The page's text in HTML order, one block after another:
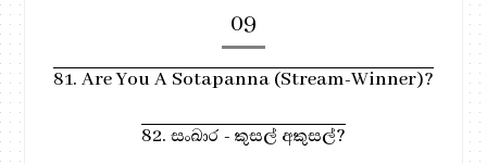
09
81. Are You A Sotapanna (Stream-Winner)?
82. සංඛාර - කුසල් අකුසල්?